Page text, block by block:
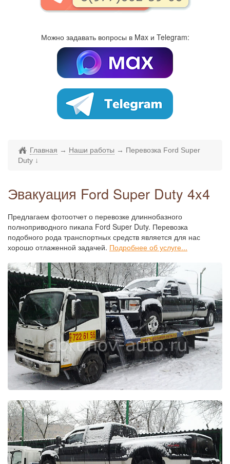
Можно задавать вопросы в Max и Telegram:
Главная → Наши работы → Перевозка Ford Super
Duty ↓
Эвакуация Ford Super Duty 4x4
Предлагаем фотоотчет о перевозке длиннобазного
полноприводного пикапа Ford Super Duty. Перевозка
подобного рода транспортных средств является для нас
хорошо отлаженной задачей. Подробнее об услуге...